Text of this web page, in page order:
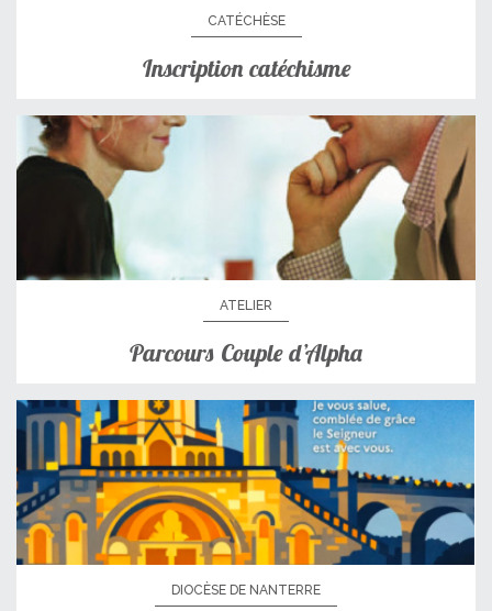
CATÉCHÈSE
Inscription catéchisme
ATELIER
Parcours Couple d’Alpha
DIOCÈSE DE NANTERRE